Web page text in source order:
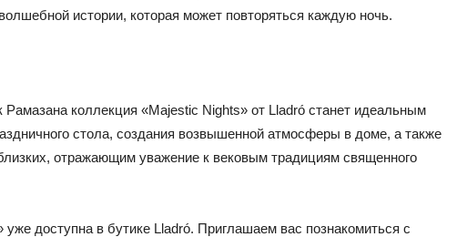
истории, которая может повторяться каждую ночь.
Рамазана коллекция «Majestic Nights» от Lladró станет идеальным
стола, создания возвышенной атмосферы в доме, а также
отражающим уважение к вековым традициям священного
доступна в бутике Lladró. Приглашаем вас познакомиться с